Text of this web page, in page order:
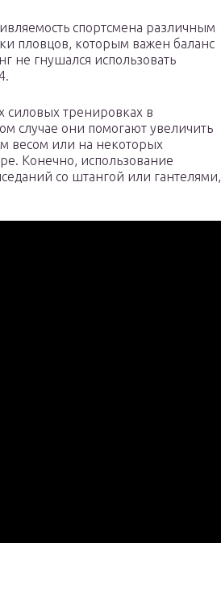
спортсмена различным
пловцов, которым важен баланс
гнушался использовать
силовых тренировках в
случае они помогают увеличить
весом или на некоторых
Конечно, использование
со штангой или гантелями,